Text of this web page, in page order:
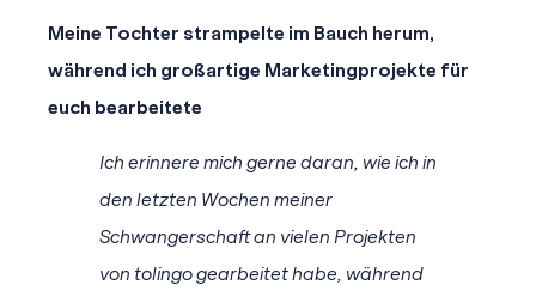
Meine Tochter strampelte im Bauch herum,
während ich großartige Marketingprojekte für
euch bearbeitete
Ich erinnere mich gerne daran, wie ich in
den letzten Wochen meiner
Schwangerschaft an vielen Projekten
von tolingo gearbeitet habe, während